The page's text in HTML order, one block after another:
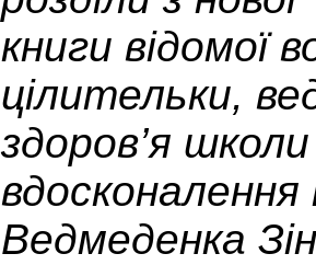
книги відомої
цілительки,
здоров’я
Ведмеденка